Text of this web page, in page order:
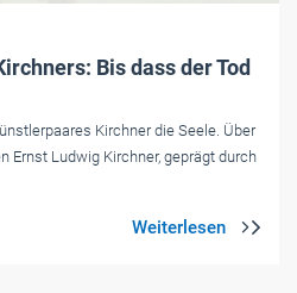
Bis dass der Tod
Kirchner die Seele. Über
Ernst Ludwig Kirchner, geprägt durch